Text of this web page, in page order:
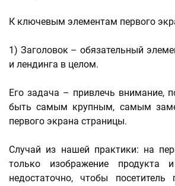
К ключевым элементам первого
1) Заголовок – обязательный
и лендинга в целом.
Его задача – привлечь внимание,
быть самым крупным, самым
первого экрана страницы.
Случай из нашей практики: на
только изображение продукта
недостаточно, чтобы посетитель